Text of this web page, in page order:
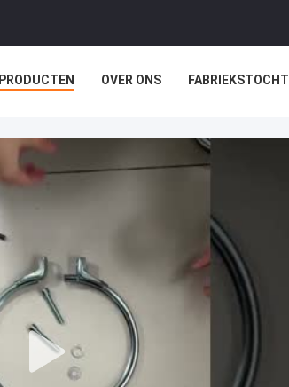
PRODUCTEN OVER ONS FABRIEKSTOCHT